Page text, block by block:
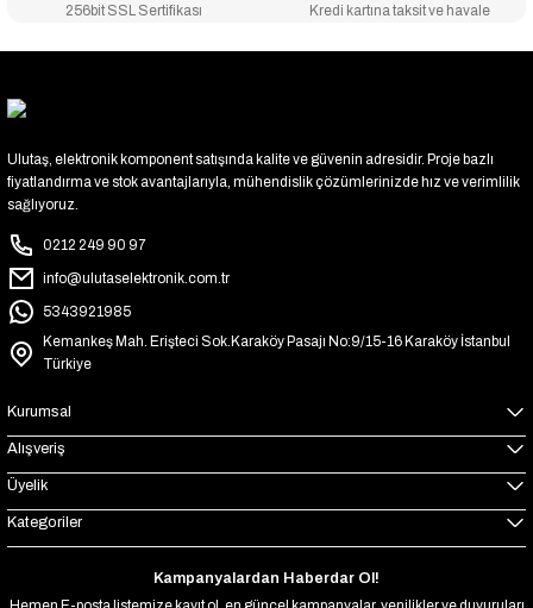
256bit SSL Sertifikası Kredi kartına taksit ve havale
Ulutaş, elektronik komponent satışında kalite ve güvenin adresidir. Proje bazlı
fiyatlandırma ve stok avantajlarıyla, mühendislik çözümlerinizde hız ve verimlilik
sağlıyoruz.
0212 249 90 97
info@ulutaselektronik.com.tr
5343921985
Kemankeş Mah. Erişteci Sok.Karaköy Pasajı No:9/15-16 Karaköy İstanbul
Türkiye
Kurumsal
Alışveriş
Üyelik
Kategoriler
Kampanyalardan Haberdar Ol!